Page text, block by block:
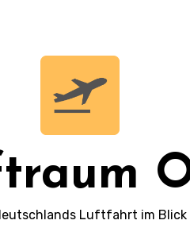
Luftfahrt im Blick